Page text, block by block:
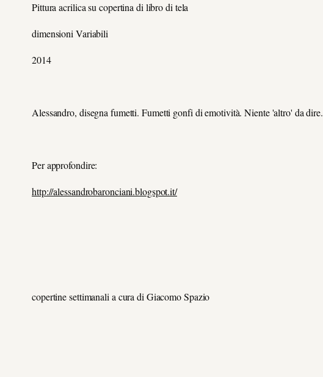
Pittura acrilica su copertina di libro di tela
dimensioni Variabili
2014
Alessandro, disegna fumetti. Fumetti gonfi di emotività. Niente 'altro' da dire.
Per approfondire:
http://alessandrobaronciani.blogspot.it/
copertine settimanali a cura di Giacomo Spazio